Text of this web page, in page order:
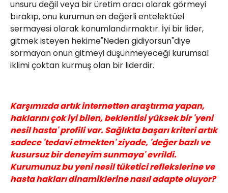
unsuru değil veya bir üretim aracı olarak görmeyi
bırakıp, onu kurumun en değerli entelektüel
sermayesi olarak konumlandırmaktır. İyi bir lider,
gitmek isteyen hekime"Neden gidiyorsun"diye
sormayan onun gitmeyi düşünmeyeceği kurumsal
iklimi çoktan kurmuş olan bir liderdir.
Karşımızda artık internetten araştırma yapan,
haklarını çok iyi bilen, beklentisi yüksek bir 'yeni
nesil hasta' profili var. Sağlıkta başarı kriteri artık
sadece 'tedavi etmekten' ziyade, 'değer bazlı ve
kusursuz bir deneyim sunmaya' evrildi.
Kurumunuz bu yeni nesil tüketici reflekslerine ve
hasta hakları dinamiklerine nasıl adapte oluyor?